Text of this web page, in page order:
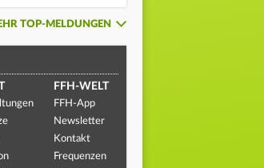
TOP-MELDUNGEN
FFH-WELT
FFH-App
Newsletter
Kontakt
Frequenzen